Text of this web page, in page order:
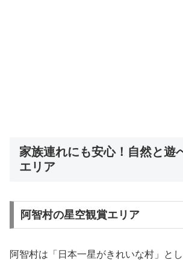
家族連れにも安心！自然と遊
エリア
阿智村の星空観賞エリア
阿智村は「日本一星がきれいな村」と